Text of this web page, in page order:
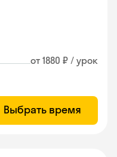
от 1880 ₽ / урок
Выбрать время